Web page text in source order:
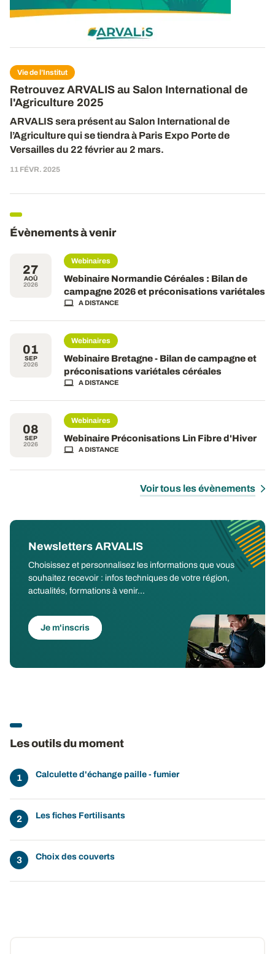
Vie de l’Institut
Retrouvez ARVALIS au Salon International de
l'Agriculture 2025
ARVALIS sera présentau Salon International de
l’Agriculture qui se tiendra à Paris Expo Porte de
Versailles du 22 février au 2 mars.
11 FÉVR. 2025
Évènements à venir
27
AOÛ
2026
Webinaires
Webinaire Normandie Céréales : Bilan de
campagne 2026 et préconisations variétales
A DISTANCE
01
SEP
2026
Webinaires
Webinaire Bretagne - Bilan de campagne et
préconisations variétales céréales
A DISTANCE
08
SEP
2026
Webinaires
Webinaire Préconisations Lin Fibre d'Hiver
A DISTANCE
Voir tous les évènements
Newsletters ARVALIS
Choisissez et personnalisez les informations que vous
souhaitez recevoir : infos techniques de votre région,
actualités, formations à venir...
Je m'inscris
Les outils du moment
Calculette d'échange paille - fumier
Les fiches Fertilisants
Choix des couverts